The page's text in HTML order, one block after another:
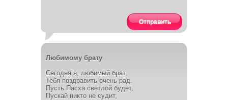
Отправить
Любимому брату
Сегодня я, любимый брат,
Тебя поздравить очень рад.
Пусть Пасха светлой будет,
Пускай никто не судит,